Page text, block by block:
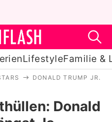
LifestyleFamilie &
DONALD TRUMP JR.
Donald